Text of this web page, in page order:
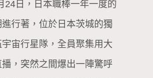
24日，日本職棒一年一度的
行著，位於日本茨城的獨
宙行星隊，全員聚集用大
，突然之間爆出一陣驚呼